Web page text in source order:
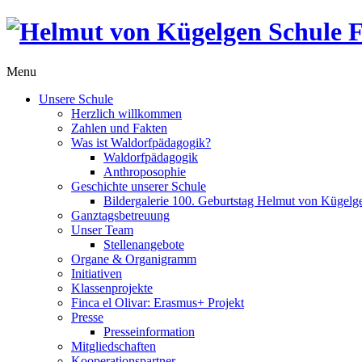
Menu
Unsere Schule
Herzlich willkommen
Zahlen und Fakten
Was ist Waldorfpädagogik?
Waldorfpädagogik
Anthroposophie
Geschichte unserer Schule
Bildergalerie 100. Geburtstag Helmut von
Ganztagsbetreuung
Unser Team
Stellenangebote
Organe & Organigramm
Initiativen
Klassenprojekte
Finca el Olivar: Erasmus+ Projekt
Presse
Presseinformation
Mitgliedschaften